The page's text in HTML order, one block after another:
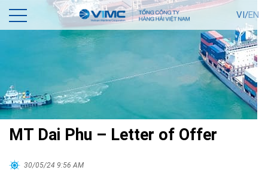
VI/EN
MT Dai Phu – Letter of Offer
30/05/24 9:56 AM